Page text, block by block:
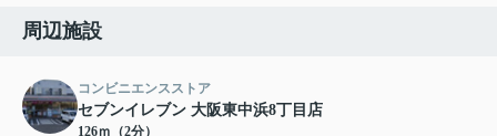
周辺施設
コンビニエンスストア
セブンイレブン 大阪東中浜8丁目店
126ｍ（2分）